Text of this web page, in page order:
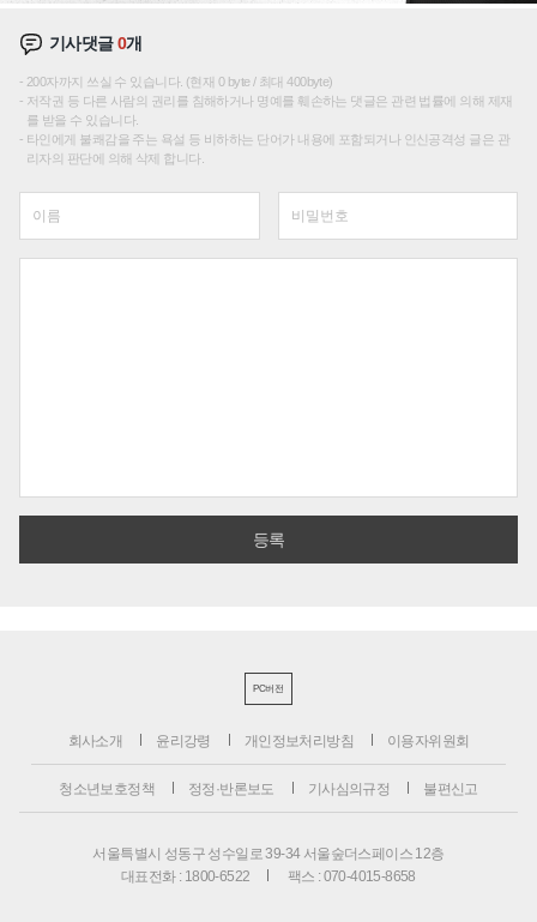
기사댓글0개
200자까지 쓰실 수 있습니다. (현재 0 byte / 최대 400byte)
저작권 등 다른 사람의 권리를 침해하거나 명예를 훼손하는 댓글은 관련 법률에 의해 제재
를 받을 수 있습니다.
타인에게 불쾌감을 주는 욕설 등 비하하는 단어가 내용에 포함되거나 인신공격성 글은 관
리자의 판단에 의해 삭제 합니다.
PC버전
회사소개 윤리강령 개인정보처리방침 이용자위원회
청소년보호정책 정정·반론보도 기사심의규정 불편신고
서울특별시 성동구 성수일로 39-34 서울숲더스페이스 12층
대표전화 : 1800-6522
팩스 : 070-4015-8658